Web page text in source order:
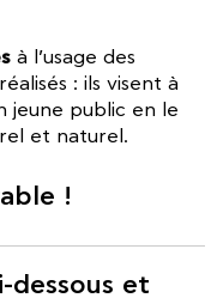
à l’usage des
: ils visent à
jeune public en le
et naturel.
!
dessous et